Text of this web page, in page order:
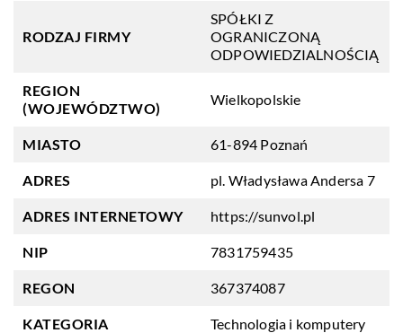
RODZAJ FIRMY
SPÓŁKI Z
OGRANICZONĄ
ODPOWIEDZIALNOŚCIĄ
REGION
(WOJEWÓDZTWO)
Wielkopolskie
MIASTO 61-894 Poznań
ADRES pl. Władysława Andersa 7
ADRES INTERNETOWY https://sunvol.pl
NIP 7831759435
REGON 367374087
KATEGORIA Technologia i komputery